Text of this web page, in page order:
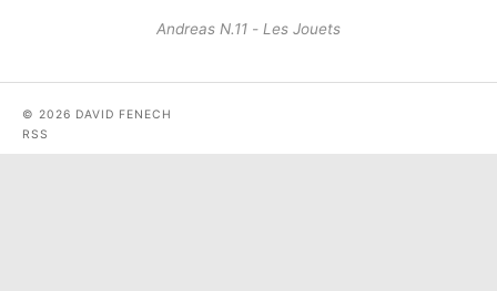
Andreas N.11 - Les Jouets
© 2026 DAVID FENECH
RSS